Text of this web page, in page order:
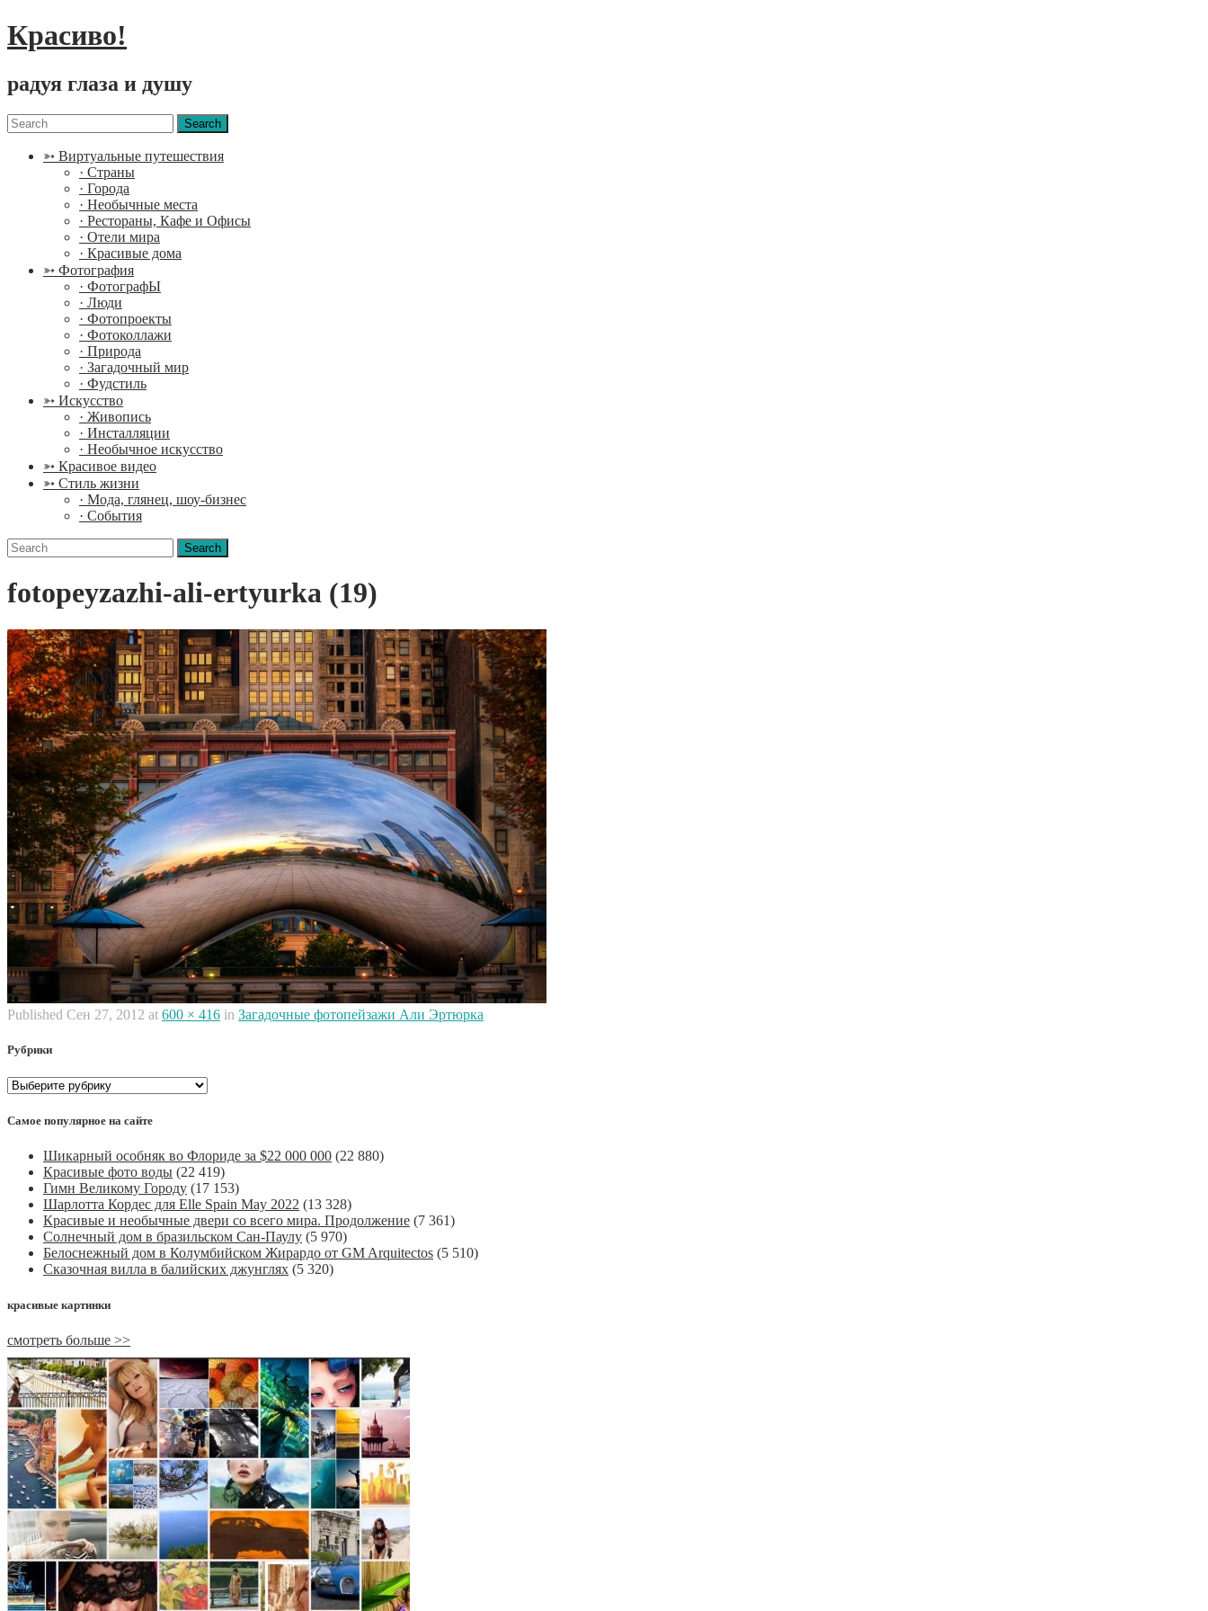
Красиво!
радуя глаза и душу
Menu
Search
for:
➳ Виртуальные путешествия
· Страны
· Города
· Необычные места
· Рестораны, Кафе и Офисы
· Отели мира
· Красивые дома
➳ Фотография
· ФотографЫ
· Люди
· Фотопроекты
· Фотоколлажи
· Природа
· Загадочный мир
· Фудстиль
➳ Искусство
· Живопись
· Инсталляции
· Необычное искусство
➳ Красивое видео
➳ Стиль жизни
· Мода, глянец, шоу-бизнес
· События
Search
for:
fotopeyzazhi-ali-ertyurka (19)
Published Сен 27, 2012 at 600 × 416 in Загадочные фотопейзажи Али Эртюрка
Рубрики
Рубрики
Самое популярное на сайте
Шикарный особняк во Флориде за $22 000 000 (22 880)
Красивые фото воды (22 419)
Гимн Великому Городу (17 153)
Шарлотта Кордес для Elle Spain May 2022 (13 328)
Красивые и необычные двери со всего мира. Продолжение (7 361)
Солнечный дом в бразильском Сан-Паулу (5 970)
Белоснежный дом в Колумбийском Жирардо от GM Arquitectos (5 510)
Сказочная вилла в балийских джунглях (5 320)
красивые картинки
смотреть больше >>